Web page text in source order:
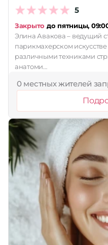
5
Закрыто до пятницы,
Элина Авакова – ведущий
парикмахерском
различными техниками
анатоми…
0 местных жителей